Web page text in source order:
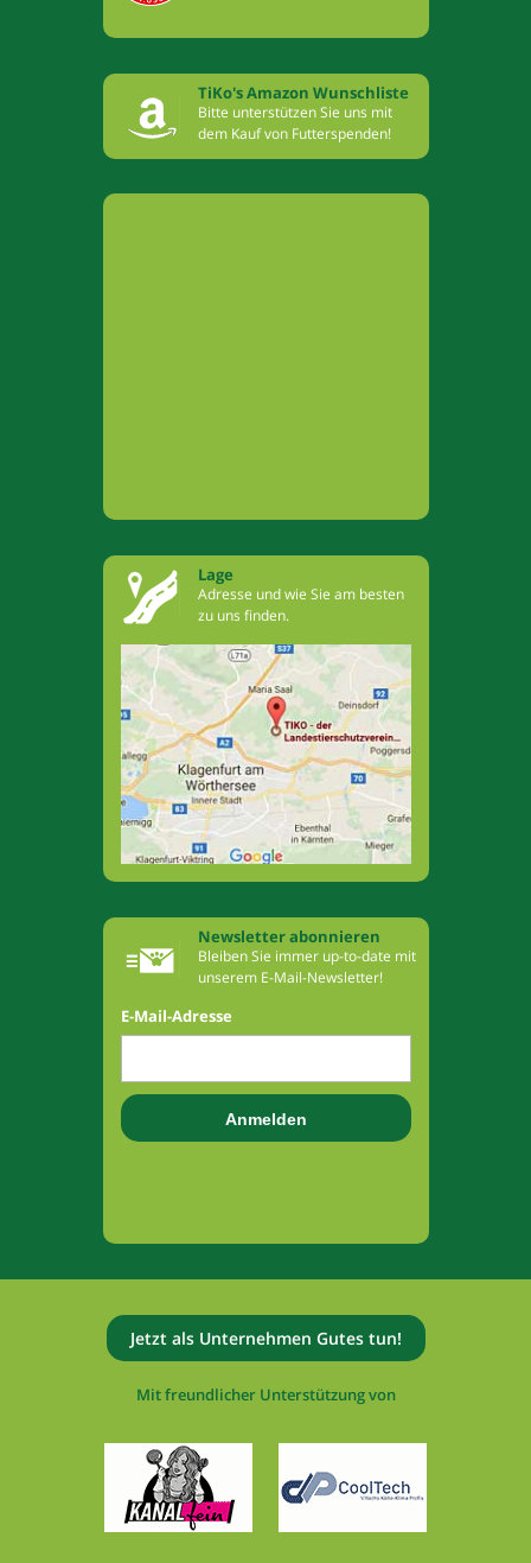
TiKo's Amazon Wunschliste
Bitte unterstützen Sie uns mit
dem Kauf von Futterspenden!
Lage
Adresse und wie Sie am besten
zu uns finden.
Newsletter abonnieren
Bleiben Sie immer up-to-date mit
unserem E-Mail-Newsletter!
E-Mail-Adresse
Jetzt als Unternehmen Gutes tun!
Mit freundlicher Unterstützung von